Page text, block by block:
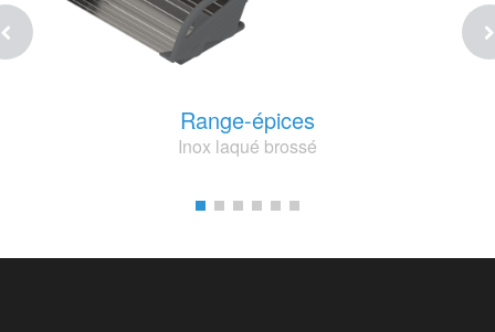
Range-épices
Inox laqué brossé